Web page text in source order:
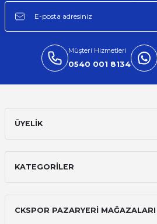
Müşteri Hizmetleri
0540 001 8134
ÜYELİK
KATEGORİLER
CKSPOR PAZARYERİ MAĞAZALARI